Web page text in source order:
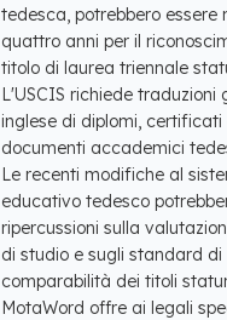
tedesca, potrebbero essere
quattro anni per il
titolo di laurea triennale
L'USCIS richiede traduzioni
inglese di diplomi, certificati
documenti accademici
Le recenti modifiche al
educativo tedesco
ripercussioni sulla
di studio e sugli standard di
comparabilità dei titoli
MotaWord offre ai legali